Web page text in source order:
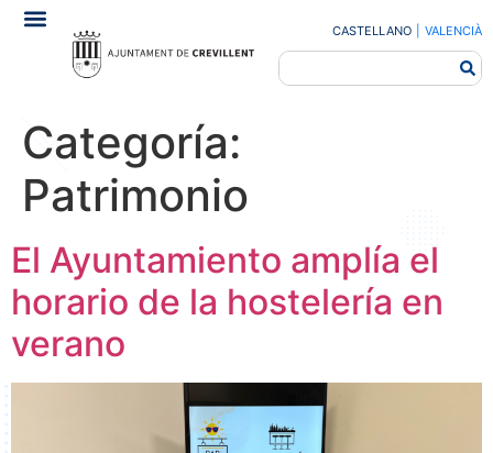
CASTELLANO VALENCIÀ
Categoría:
Patrimonio
El Ayuntamiento amplía el
horario de la hostelería en
verano